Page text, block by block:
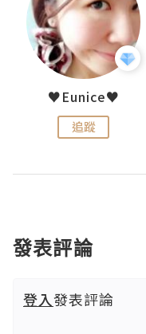
♥Eunice♥
追蹤
發表評論
登入發表評論